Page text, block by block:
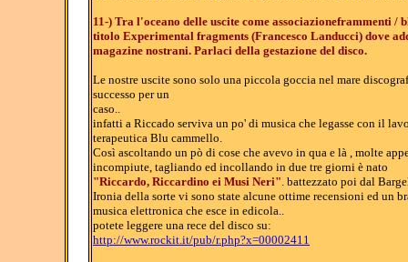
11-) Tra l'oceano delle uscite come associazioneframmenti
titolo Experimental fragments (Francesco Landucci) dove
magazine nostrani. Parlaci della gestazione del disco.
Le nostre uscite sono solo una piccola goccia nel mare
successo per un
caso..
infatti a Riccado serviva un po' di musica che legasse con il
terapeutica Blu cammello.
Così ascoltando un pò di cose che avevo in qua e là , molte
incompiute, tagliando ed incollando in due tre giorni è nato
"Riccardo, Riccardino ei Musi Neri" . battezzato poi dal
Ironia della sorte vi sono state alcune ottime recensioni ed un
musica elettronica che esce in edicola..
potete leggere una rece del disco su:
http://www.rockit.it/pub/r.php?x=00002411